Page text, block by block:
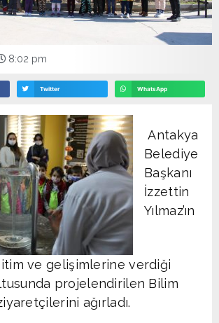
8:02 pm
Twitter WhatsApp
Antakya
Belediye
Başkanı
İzzettin
Yılmaz’ın
ve gelişimlerine verdiği
projelendirilen Bilim
ağırladı.